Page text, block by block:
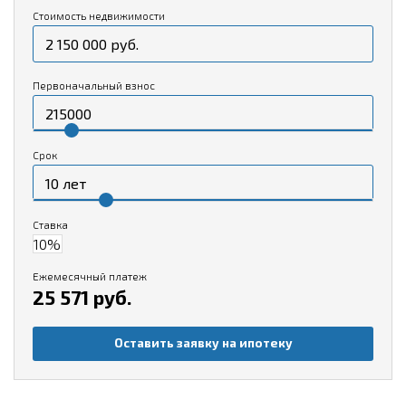
Стоимость недвижимости
Первоначальный взнос
Срок
Ставка
Ежемесячный платеж
25 571 руб.
Оставить заявку на ипотеку